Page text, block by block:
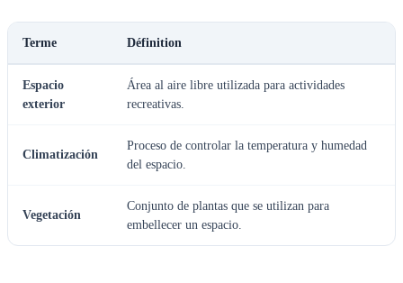
Terme Définition
Espacio
exterior
Área al aire libre utilizada para actividades
recreativas.
Climatización
Proceso de controlar la temperatura y humedad
del espacio.
Vegetación
Conjunto de plantas que se utilizan para
embellecer un espacio.